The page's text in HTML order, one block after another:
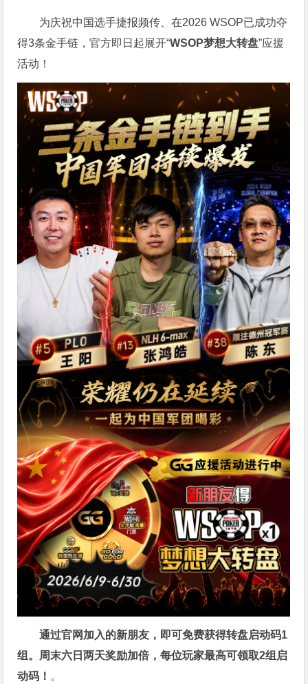
为庆祝中国选手捷报频传、在2026 WSOP已成功夺
得3条金手链，官方即日起展开“WSOP梦想大转盘”应援
活动！
通过官网加入的新朋友，即可免费获得转盘启动码1
组。周末六日两天奖励加倍，每位玩家最高可领取2组启
动码！ 。